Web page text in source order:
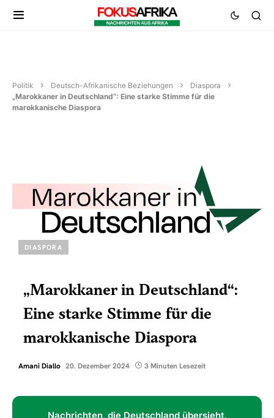
Politik Deutsch-Afrikanische Beziehungen
Diaspora
„Marokkaner in Deutschland“: Eine starke Stimme für die
marokkanische Diaspora
DIASPORA
„Marokkaner in Deutschland“:
Eine starke Stimme für die
marokkanische Diaspora
Amani Diallo 20. Dezember 2024 3 Minuten Lesezeit
Nachrichten, die Deutschland übersieht.